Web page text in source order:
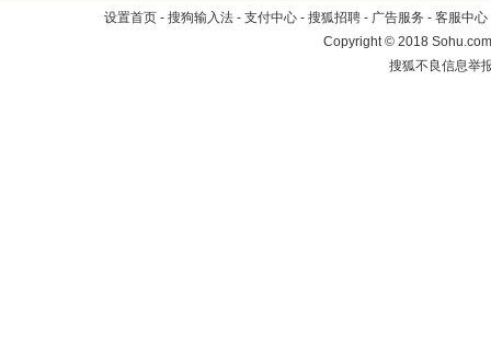
设置首页 - 搜狗输入法 - 支付中心 - 搜狐招聘 - 广告服务 - 客服中心
Copyright©2018
搜狐不良信息举